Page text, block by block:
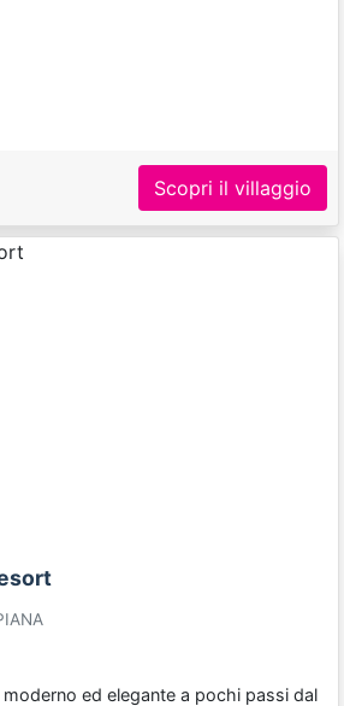
Scopri il villaggio
moderno ed elegante a pochi passi dal